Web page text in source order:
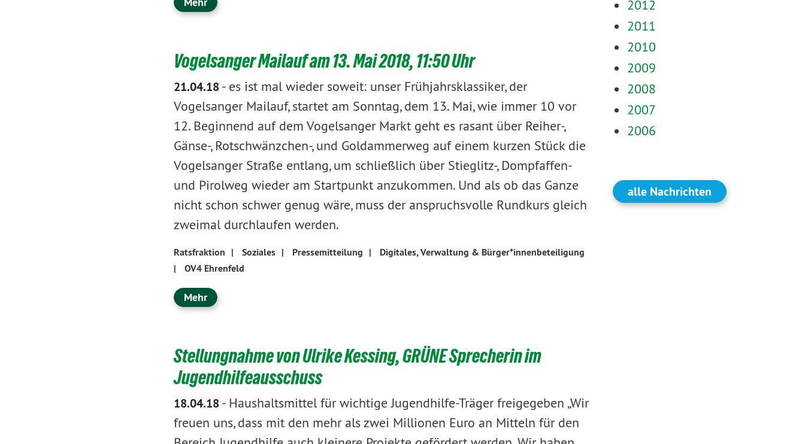
Vogelsanger Mailauf am 13. Mai 2018, 11:50 Uhr
21.04.18- es ist mal wieder soweit: unser Frühjahrsklassiker, der
Vogelsanger Mailauf, startet am Sonntag, dem 13. Mai, wie immer 10 vor
12. Beginnend auf dem Vogelsanger Markt geht es rasant über Reiher-,
Gänse-, Rotschwänzchen-, und Goldammerweg auf einem kurzen Stück die
Vogelsanger Straße entlang, um schließlich über Stieglitz-, Dompfaffen-
und Pirolweg wieder am Startpunkt anzukommen. Und als ob das Ganze
nicht schon schwer genug wäre, muss der anspruchsvolle Rundkurs gleich
zweimal durchlaufen werden.
Ratsfraktion | Soziales | Pressemitteilung |
Digitales, Verwaltung & Bürger*innenbeteiligung
|
OV4 Ehrenfeld
Mehr
Stellungnahme von Ulrike Kessing, GRÜNE Sprecherin im
Jugendhilfeausschuss
18.04.18- Haushaltsmittel für wichtige Jugendhilfe-Träger freigegeben „Wir
freuen uns, dass mit den mehr als zwei Millionen Euro an Mitteln für den
2012
2011
2010
2009
2008
2007
2006
alle Nachrichten